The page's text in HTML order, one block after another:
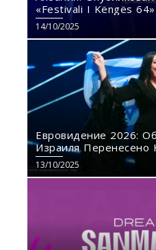
«Festivali I Këngës 64»
14/10/2025
Евровидение 2026:
Израиля Перенесено
13/10/2025